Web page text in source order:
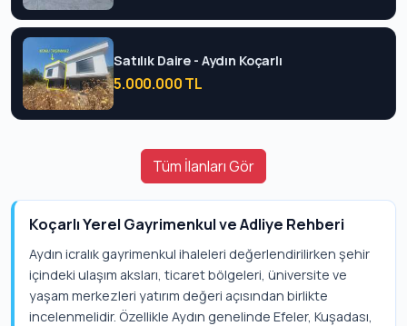
Satılık Daire - Aydın Koçarlı
5.000.000 TL
Tüm İlanları Gör
Koçarlı Yerel Gayrimenkul ve Adliye Rehberi
Aydın icralık gayrimenkul ihaleleri değerlendirilirken şehir
içindeki ulaşım aksları, ticaret bölgeleri, üniversite ve
yaşam merkezleri yatırım değeri açısından birlikte
incelenmelidir. Özellikle Aydın genelinde Efeler, Kuşadası,